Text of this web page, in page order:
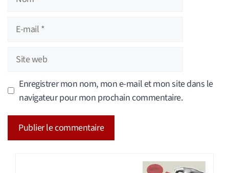
Site
web
Enregistrer mon nom, mon e-mail et mon site dans le
navigateur pour mon prochain commentaire.